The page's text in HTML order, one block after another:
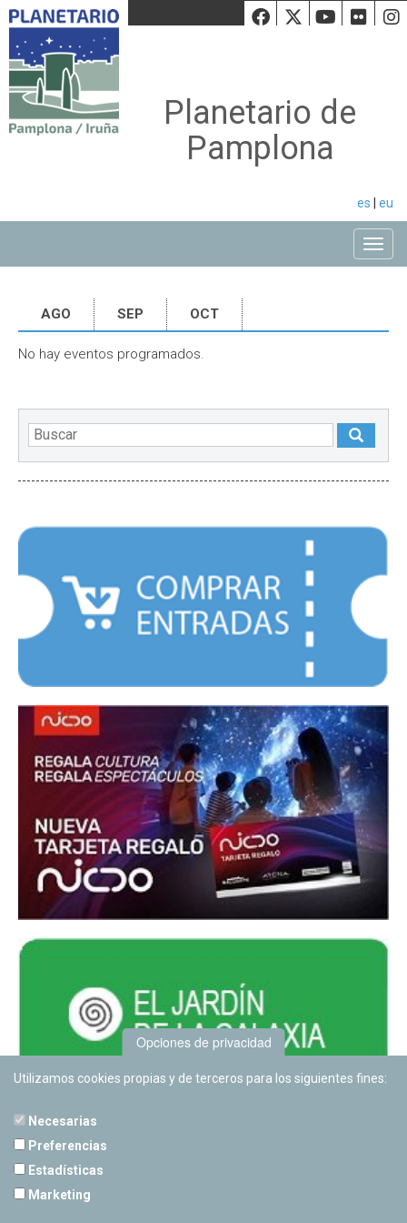
Facebook
Twiiter
Planetario de
Pamplona
es eu
AGO SEP OCT
No hay eventos programados.
Opciones de privacidad
Utilizamos cookies propias y de terceros para los siguientes fines:
Necesarias
Preferencias
Estadísticas
Marketing